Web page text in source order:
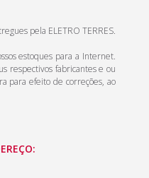
pela ELETRO TERRES.
estoques para a Internet.
respectivos fabricantes e ou
para efeito de correções, ao